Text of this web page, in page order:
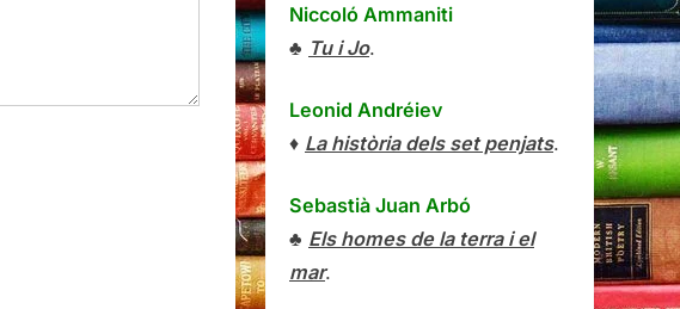
Niccoló Ammaniti
♣ Tu i Jo.
Leonid Andréiev
♦ La història dels set penjats.
Sebastià Juan Arbó
♣ Els homes de la terra i el
mar.